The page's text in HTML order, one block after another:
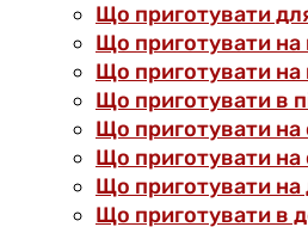
Що приготувати
Що приготувати на
Що приготувати
Що приготувати в
Що приготувати на
Що приготувати на
Що приготувати
Що приготувати в